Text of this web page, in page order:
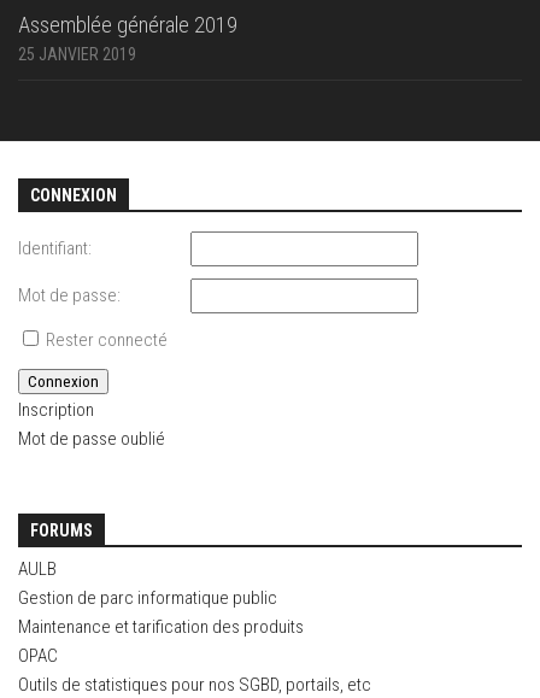
Assemblée générale 2019
25 JANVIER 2019
CONNEXION
Identifiant:
Mot de passe:
Rester connecté
Connexion
Inscription
Mot de passe oublié
FORUMS
AULB
Gestion de parc informatique public
Maintenance et tarification des produits
OPAC
Outils de statistiques pour nos SGBD, portails, etc